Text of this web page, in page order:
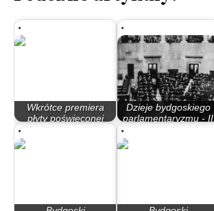
Wkrótce premiera
płyty poświęconej
Dzieje bydgoskiego
parlamentaryzmu - II